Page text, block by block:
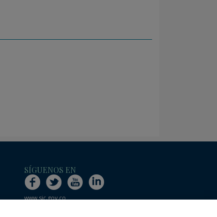
SÍGUENOS EN
www.sic.gov.co